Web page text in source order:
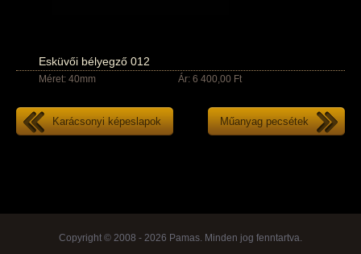
Esküvői bélyegző 012
Méret: 40mm Ár: 6 400,00 Ft
Karácsonyi képeslapok Műanyag pecsétek
Copyright © 2008 - 2026 Pamas. Minden jog fenntartva.